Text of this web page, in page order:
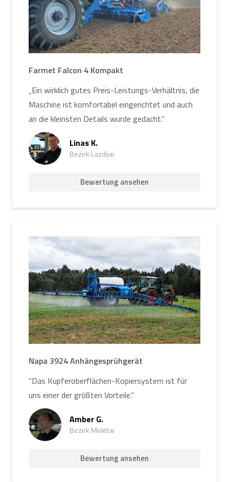
Farmet Falcon 4 Kompakt
„Ein wirklich gutes Preis-Leistungs-Verhältnis, die
Maschine ist komfortabel eingerichtet und auch
an die kleinsten Details wurde gedacht.“
Linas K.
Bezirk Lazdijai
Bewertung ansehen
Napa 3924 Anhängesprühgerät
"Das Kupferoberflächen-Kopiersystem ist für
uns einer der größten Vorteile."
Amber G.
Bezirk Molėtai
Bewertung ansehen